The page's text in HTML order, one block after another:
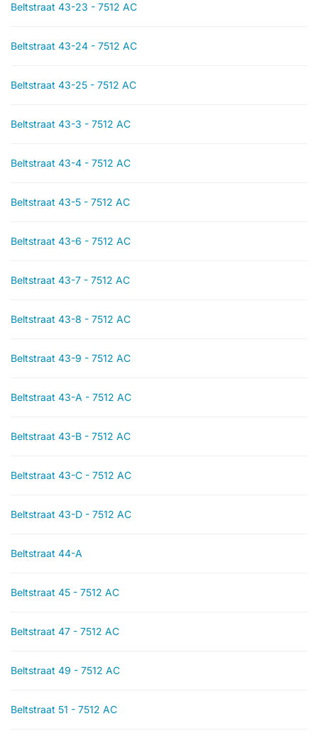
Beltstraat 43-23 - 7512 AC
Beltstraat 43-24 - 7512 AC
Beltstraat 43-25 - 7512 AC
Beltstraat 43-3 - 7512 AC
Beltstraat 43-4 - 7512 AC
Beltstraat 43-5 - 7512 AC
Beltstraat 43-6 - 7512 AC
Beltstraat 43-7 - 7512 AC
Beltstraat 43-8 - 7512 AC
Beltstraat 43-9 - 7512 AC
Beltstraat 43-A - 7512 AC
Beltstraat 43-B - 7512 AC
Beltstraat 43-C - 7512 AC
Beltstraat 43-D - 7512 AC
Beltstraat 44-A
Beltstraat 45 - 7512 AC
Beltstraat 47 - 7512 AC
Beltstraat 49 - 7512 AC
Beltstraat 51 - 7512 AC